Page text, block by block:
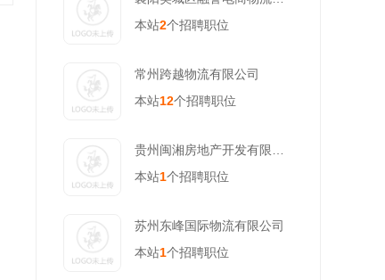
本站2个招聘职位
常州跨越物流有限公司
本站12个招聘职位
本站1个招聘职位
苏州东峰国际物流有限公司
本站1个招聘职位